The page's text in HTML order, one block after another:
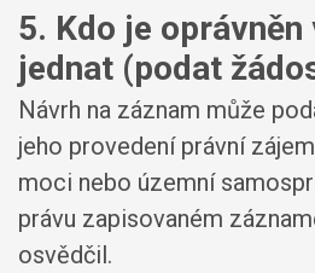
5. Kdo je
jednat (podat
Návrh na záznam může
jeho provedení právní
moci nebo územní
právu zapisovaném
osvědčil.